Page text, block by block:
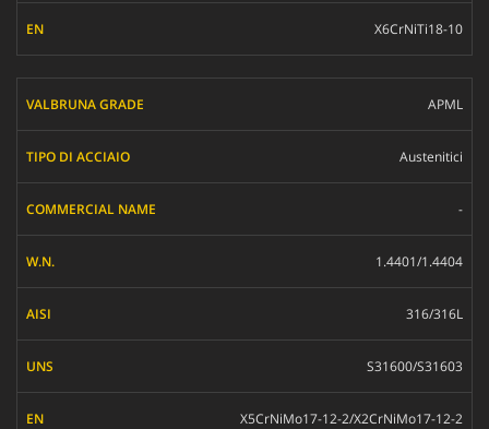
X6CrNiTi18-10
APML
Austenitici
-
1.4401/1.4404
316/316L
S31600/S31603
X5CrNiMo17-12-2/X2CrNiMo17-12-2